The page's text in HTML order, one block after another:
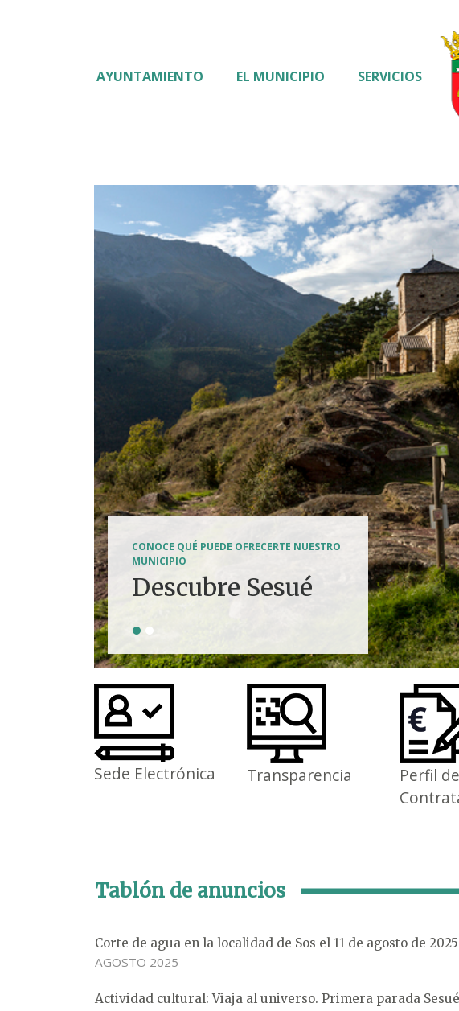
AYUNTAMIENTO EL MUNICIPIO SERVICIOS
CONOCE QUÉ PUEDE OFRECERTE NUESTRO
MUNICIPIO
Descubre Sesué
Tierra de
aventuras
Sede Electrónica Transparencia
Perfil
Tablón de anuncios
Corte de agua en la localidad de Sos el 11 de agosto de 2025
AGOSTO 2025
Actividad cultural: Viaja al universo. Primera parada Sesué